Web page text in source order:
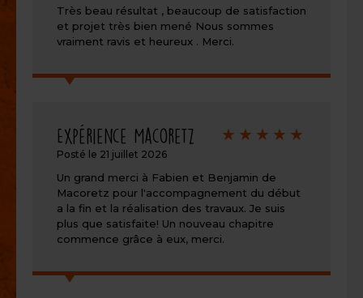
Très beau résultat , beaucoup de satisfaction
et projet très bien mené Nous sommes
vraiment ravis et heureux . Merci.
Expérience Macoretz
Posté le 21 juillet 2026
Un grand merci à Fabien et Benjamin de
Macoretz pour l'accompagnement du début
a la fin et la réalisation des travaux. Je suis
plus que satisfaite! Un nouveau chapitre
commence grâce à eux, merci.